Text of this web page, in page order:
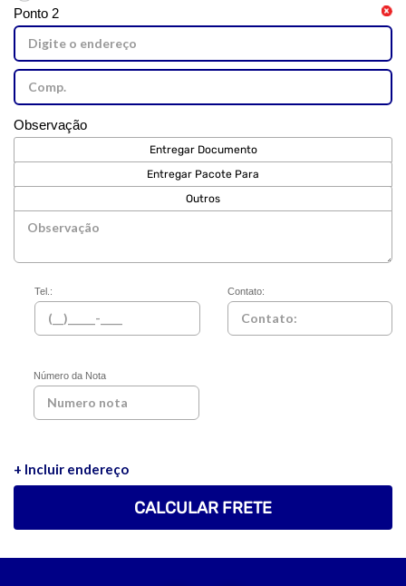
Ponto 2
Observação
Entregar Documento
Entregar Pacote Para
Outros
Tel.: Contato:
Número da Nota
+ Incluir endereço
CALCULAR FRETE